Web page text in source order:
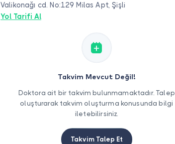
Valikonağı cd. No:129 Milas Apt, Şişli
Yol Tarifi Al
Takvim Mevcut Değil!
Doktora ait bir takvim bulunmamaktadır. Talep
oluşturarak takvim oluşturma konusunda bilgi
iletebilirsiniz.
Takvim Talep Et